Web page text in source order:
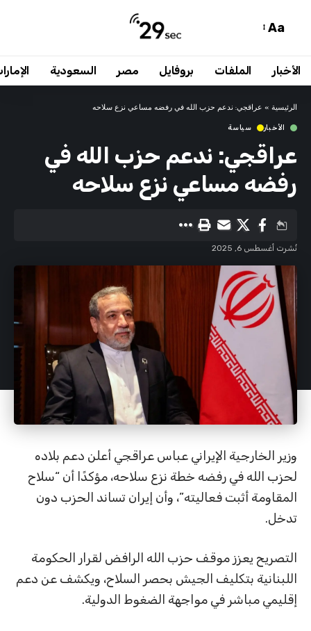
Aa
الأخبار الملفات بروفايل مصر السعودية
الرئيسية » عراقجي: ندعم حزب الله في رفضه مساعي نزع سلاحه
الأخبار سياسة
عراقجي: ندعم حزب الله في
رفضه مساعي نزع سلاحه
نُشرت أغسطس 6, 2025
وزير الخارجية الإيراني عباس عراقجي أعلن دعم بلاده
لحزب الله في رفضه خطة نزع سلاحه، مؤكدًا أن “سلاح
المقاومة أثبت فعاليته”، وأن إيران تساند الحزب دون
تدخل.
التصريح يعزز موقف حزب الله الرافض لقرار الحكومة
اللبنانية بتكليف الجيش بحصر السلاح، ويكشف عن دعم
إقليمي مباشر في مواجهة الضغوط الدولية.